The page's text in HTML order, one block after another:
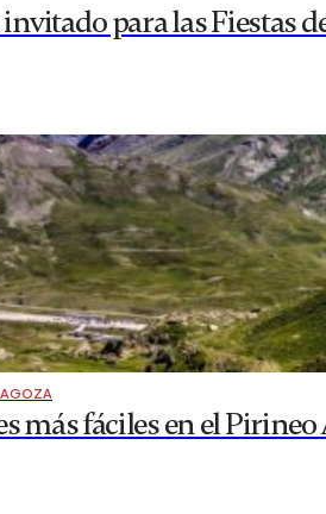
invitado para las Fiestas
más fáciles en el